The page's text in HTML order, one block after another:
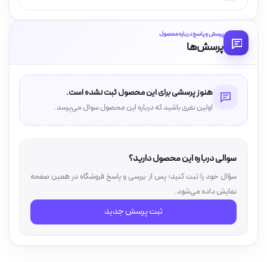
پرسش و پاسخ درباره محصول
پرسش‌ها
هنوز پرسشی برای این محصول ثبت نشده است.
اولین نفری باشید که درباره این محصول سوال می‌پرسد.
سوالی درباره این محصول دارید؟
سؤال خود را ثبت کنید؛ پس از بررسی و پاسخ فروشگاه در همین صفحه
نمایش داده می‌شود.
ثبت پرسش جدید